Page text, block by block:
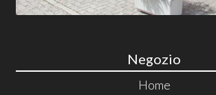
Negozio
Home